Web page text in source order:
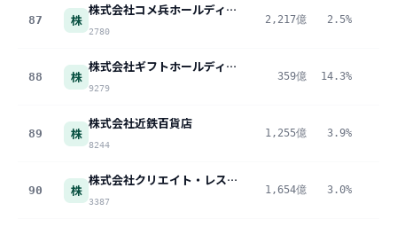
87 株
株式会社コメ兵ホールディングス
2780
2,217億 2.5%
88 株
株式会社ギフトホールディングス
9279
359億 14.3%
89 株
株式会社近鉄百貨店
8244
1,255億 3.9%
90 株
株式会社クリエイト・レストランツ・ホールディングス
3387
1,654億 3.0%